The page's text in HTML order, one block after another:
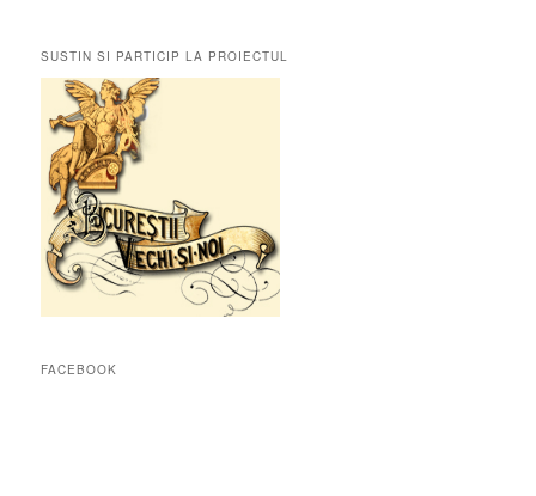
SUSTIN SI PARTICIP LA PROIECTUL
FACEBOOK